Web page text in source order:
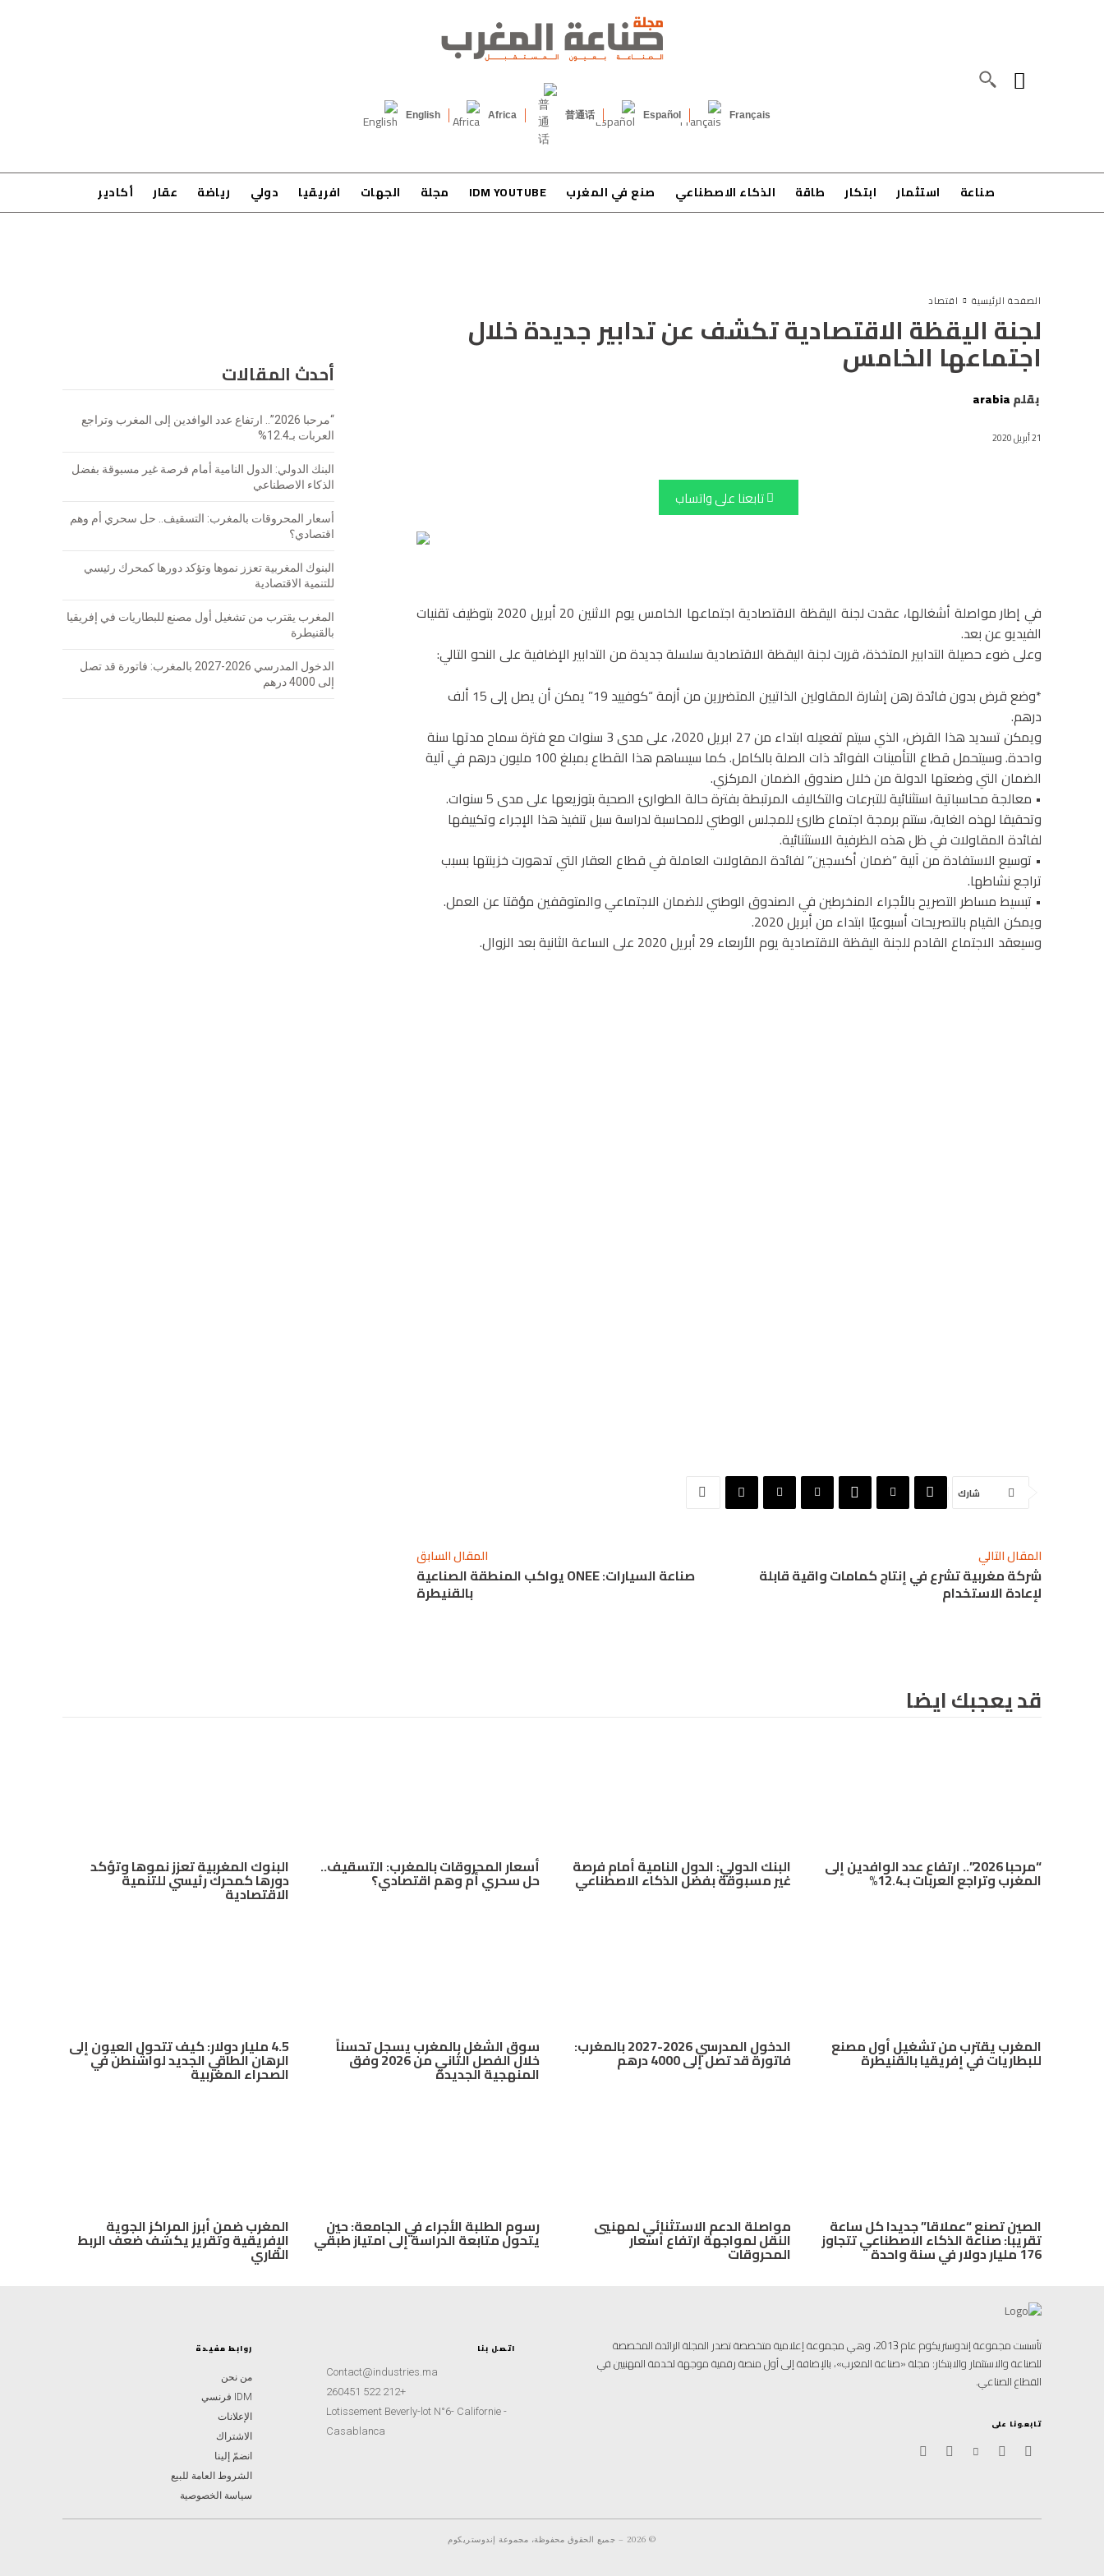
Français
Español
普通话
Africa
English
صناعة استثمار ابتكار طاقة الذكاء الاصطناعي صنع في المغرب IDM YOUTUBE مجلة الجهات افريقيا دولي رياضة عقار أكادير
الصفحة الرئيسية اقتصاد
أحدث المقالات
“مرحبا 2026”.. ارتفاع عدد الوافدين إلى المغرب وتراجع
العربات بـ12.4%
البنك الدولي: الدول النامية أمام فرصة غير مسبوقة بفضل
الذكاء الاصطناعي
أسعار المحروقات بالمغرب: التسقيف.. حل سحري أم وهم
اقتصادي؟
البنوك المغربية تعزز نموها وتؤكد دورها كمحرك رئيسي
للتنمية الاقتصادية
المغرب يقترب من تشغيل أول مصنع للبطاريات في إفريقيا
بالقنيطرة
الدخول المدرسي 2026-2027 بالمغرب: فاتورة قد تصل
إلى 4000 درهم
لجنة اليقظة الاقتصادية تكشف عن تدابير جديدة خلال
اجتماعها الخامس
بقلمarabia
21 أبريل 2020
تابعنا على واتساب
في إطار مواصلة أشغالها، عقدت لجنة اليقظة الاقتصادية اجتماعها الخامس يوم الاثنين 20 أبريل 2020 بتوظيف تقنيات
الفيديو عن بعد.
وعلى ضوء حصيلة التدابير المتخذة، قررت لجنة اليقظة الاقتصادية سلسلة جديدة من التدابير الإضافية على النحو التالي:
*وضع قرض بدون فائدة رهن إشارة المقاولين الذاتيين المتضررين من أزمة “كوفييد 19” يمكن أن يصل إلى 15 ألف
درهم.
ويمكن تسديد هذا القرض، الذي سيتم تفعيله ابتداء من 27 ابريل 2020، على مدى 3 سنوات مع فترة سماح مدتها سنة
واحدة. وسيتحمل قطاع التأمينات الفوائد ذات الصلة بالكامل. كما سيساهم هذا القطاع بمبلغ 100 مليون درهم في آلية
الضمان التي وضعتها الدولة من خلال صندوق الضمان المركزي.
• معالجة محاسباتية استثنائية للتبرعات والتكاليف المرتبطة بفترة حالة الطوارئ الصحية بتوزيعها على مدى 5 سنوات.
وتحقيقا لهذه الغاية، ستتم برمجة اجتماع طارئ للمجلس الوطني للمحاسبة لدراسة سبل تنفيذ هذا الإجراء وتكييفها
لفائدة المقاولات في ظل هذه الظرفية الاستثنائية.
• توسيع الاستفادة من آلية “ضمان أكسجين” لفائدة المقاولات العاملة في قطاع العقار التي تدهورت خزينتها بسبب
تراجع نشاطها.
• تبسيط مساطر التصريح بالأجراء المنخرطين في الصندوق الوطني للضمان الاجتماعي والمتوقفين مؤقتا عن العمل.
ويمكن القيام بالتصريحات أسبوعيًا ابتداء من أبريل 2020.
وسيعقد الاجتماع القادم للجنة اليقظة الاقتصادية يوم الأربعاء 29 أبريل 2020 على الساعة الثانية بعد الزوال.
شارك
المقال السابق
صناعة السيارات: ONEE يواكب المنطقة الصناعية
بالقنيطرة
المقال التالي
شركة مغربية تشرع في إنتاج كمامات واقية قابلة
لإعادة الاستخدام
قد يعجبك ايضا
“مرحبا 2026”.. ارتفاع عدد الوافدين إلى
المغرب وتراجع العربات بـ12.4%
البنك الدولي: الدول النامية أمام فرصة
غير مسبوقة بفضل الذكاء الاصطناعي
أسعار المحروقات بالمغرب: التسقيف..
حل سحري أم وهم اقتصادي؟
البنوك المغربية تعزز نموها وتؤكد
دورها كمحرك رئيسي للتنمية
الاقتصادية
المغرب يقترب من تشغيل أول مصنع
للبطاريات في إفريقيا بالقنيطرة
الدخول المدرسي 2026-2027 بالمغرب:
فاتورة قد تصل إلى 4000 درهم
سوق الشغل بالمغرب يسجل تحسناً
خلال الفصل الثاني من 2026 وفق
المنهجية الجديدة
4.5 مليار دولار: كيف تتحول العيون إلى
الرهان الطاقي الجديد لواشنطن في
الصحراء المغربية
الصين تصنع “عملاقا” جديدا كل ساعة
تقريبا: صناعة الذكاء الاصطناعي تتجاوز
176 مليار دولار في سنة واحدة
مواصلة الدعم الاستثنائي لمهنيي
النقل لمواجهة ارتفاع أسعار
المحروقات
رسوم الطلبة الأجراء في الجامعة: حين
يتحول متابعة الدراسة إلى امتياز طبقي
المغرب ضمن أبرز المراكز الجوية
الإفريقية وتقرير يكشف ضعف الربط
القاري
روابط مفيدة
من نحن
IDM فرنسي
الإعلانات
الاشتراك
انضمّ إلينا
الشروط العامة للبيع
سياسة الخصوصية
اتصل بنا
Contact@industries.ma
+212 522 260451
Lotissement Beverly-lot N°6- Californie -
Casablanca
تأسست مجموعة إندوستريكوم عام 2013، وهي مجموعة إعلامية متخصصة تصدر المجلة الرائدة المخصصة
للصناعة والاستثمار والابتكار: مجلة «صناعة المغرب»، بالإضافة إلى أول منصة رقمية موجهة لخدمة المهنيين في
القطاع الصناعي.
تابعونا على
© 2026 – جميع الحقوق محفوظة، مجموعة إندوستريكوم